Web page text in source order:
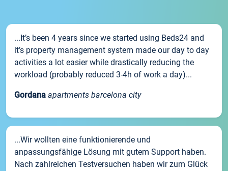
...It’s been 4 years since we started using Beds24 and
it’s property management system made our day to day
activities a lot easier while drastically reducing the
workload (probably reduced 3-4h of work a day)...
Gordana apartments barcelona city
...Wir wollten eine funktionierende und
anpassungsfähige Lösung mit gutem Support haben.
Nach zahlreichen Testversuchen haben wir zum Glück